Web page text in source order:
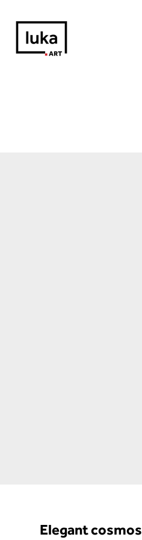
Elegant cosmos